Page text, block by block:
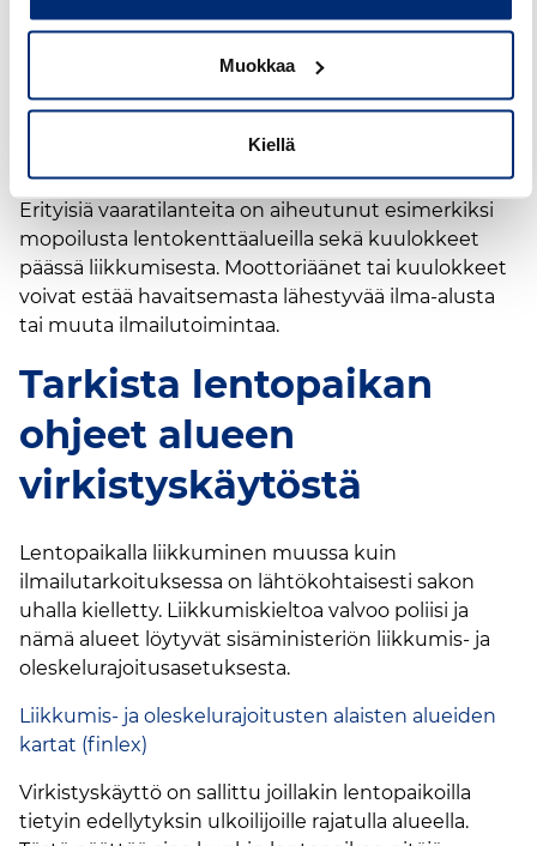
Muokkaa
Kiellä
pitää pysyä. Toivomme, että myös vanhemmat
niin lentäjien kuin ulkoilijoidenkin turvallisuuden -
ja yhteispelillä se onnistuu parhaiten", sanoo
osastopäällikkö Päivi Metsävainio.
Itse kiitotielle ei saa mennä tai oikaista sen poikki.
Erityisiä vaaratilanteita on aiheutunut esimerkiksi
mopoilusta lentokenttäalueilla sekä kuulokkeet
päässä liikkumisesta. Moottoriäänet tai kuulokkeet
voivat estää havaitsemasta lähestyvää ilma-alusta
tai muuta ilmailutoimintaa.
Tarkista lentopaikan
ohjeet alueen
virkistyskäytöstä
Lentopaikalla liikkuminen muussa kuin
ilmailutarkoituksessa on lähtökohtaisesti sakon
uhalla kielletty. Liikkumiskieltoa valvoo poliisi ja
nämä alueet löytyvät sisäministeriön liikkumis- ja
oleskelurajoitusasetuksesta.
Liikkumis- ja oleskelurajoitusten alaisten alueiden
kartat (finlex)
Virkistyskäyttö on sallittu joillakin lentopaikoilla
tietyin edellytyksin ulkoilijoille rajatulla alueella.